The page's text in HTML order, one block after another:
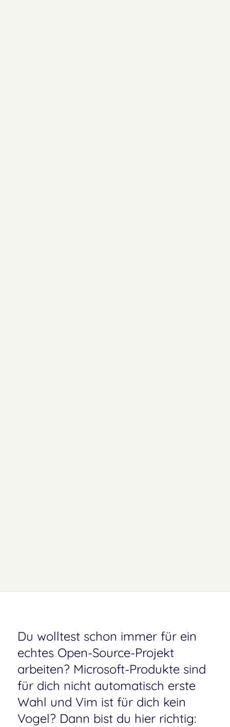
Du wolltest schon immer für ein
echtes Open-Source-Projekt
arbeiten? Microsoft-Produkte sind
für dich nicht automatisch erste
Wahl und Vim ist für dich kein
Vogel? Dann bist du hier richtig: